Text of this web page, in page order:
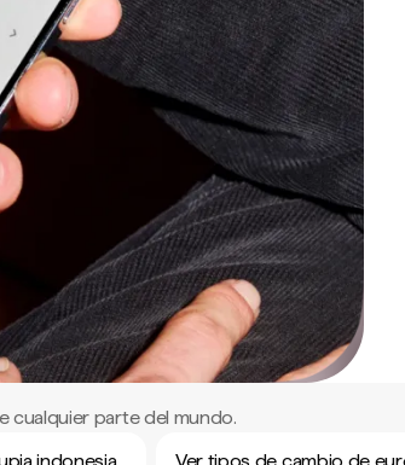
cualquier parte del mundo.